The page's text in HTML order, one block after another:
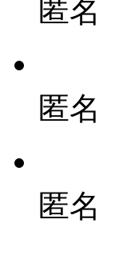
匿名
匿名
匿名